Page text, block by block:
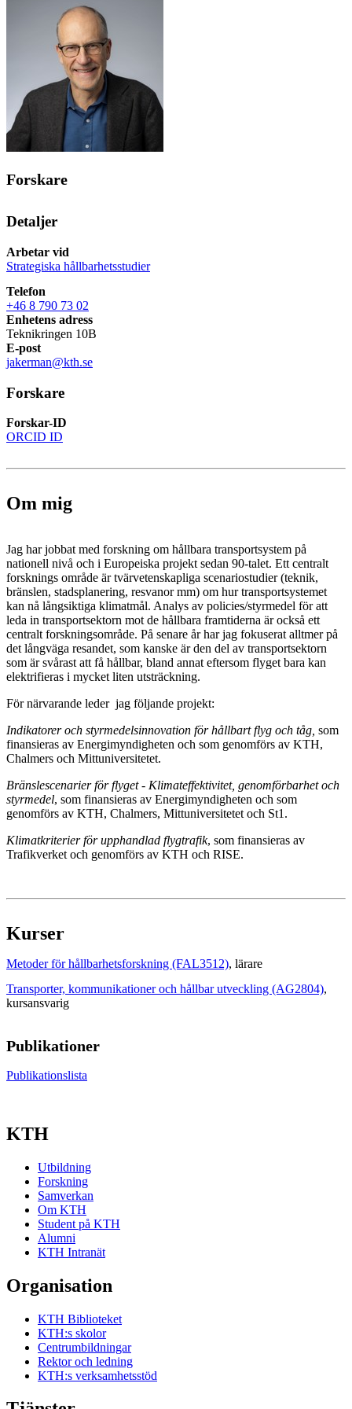
Forskare
Detaljer
Arbetar vid
Strategiska hållbarhetsstudier
Telefon
+46 8 790 73 02
Enhetens adress
Teknikringen 10B
E-post
jakerman@kth.se
Forskare
Forskar-ID
ORCID ID
Om mig
Jag har jobbat med forskning om hållbara transportsystem på
nationell nivå och i Europeiska projekt sedan 90-talet. Ett centralt
forsknings område är tvärvetenskapliga scenariostudier (teknik,
bränslen, stadsplanering, resvanor mm) om hur transportsystemet
kan nå långsiktiga klimatmål. Analys av policies/styrmedel för att
leda in transportsektorn mot de hållbara framtiderna är också ett
centralt forskningsområde. På senare år har jag fokuserat alltmer på
det långväga resandet, som kanske är den del av transportsektorn
som är svårast att få hållbar, bland annat eftersom flyget bara kan
elektrifieras i mycket liten utsträckning.
För närvarande leder jag följande projekt:
Indikatorer och styrmedelsinnovation för hållbart flyg och tåg, som
finansieras av Energimyndigheten och som genomförs av KTH,
Chalmers och Mittuniversitetet.
Bränslescenarier för flyget - Klimateffektivitet, genomförbarhet och
styrmedel, som finansieras av Energimyndigheten och som
genomförs av KTH, Chalmers, Mittuniversitetet och St1.
Klimatkriterier för upphandlad flygtrafik, som finansieras av
Trafikverket och genomförs av KTH och RISE.
Kurser
Metoder för hållbarhetsforskning (FAL3512), lärare
Transporter, kommunikationer och hållbar utveckling (AG2804),
kursansvarig
Publikationer
Publikationslista
KTH
Utbildning
Forskning
Samverkan
Om KTH
Student på KTH
Alumni
KTH Intranät
Organisation
KTH Biblioteket
KTH:s skolor
Centrumbildningar
Rektor och ledning
KTH:s verksamhetsstöd